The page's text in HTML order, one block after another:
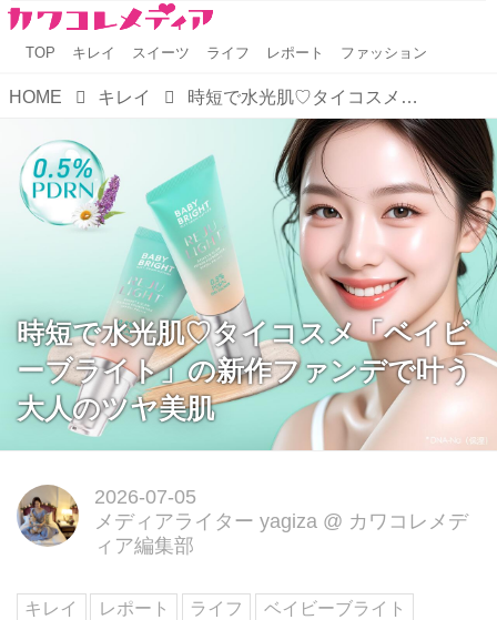
TOP キレイ スイーツ ライフ レポート ファッション
HOME キレイ 時短で水光肌♡タイコスメ「ベイビーブライト」の新作ファンデで叶う大人のツヤ美肌
時短で水光肌♡タイコスメ「ベイビ
ーブライト」の新作ファンデで叶う
大人のツヤ美肌
2026-07-05
メディアライター yagiza @ カワコレメデ
ィア編集部
キレイ レポート ライフ
ベイビーブライト